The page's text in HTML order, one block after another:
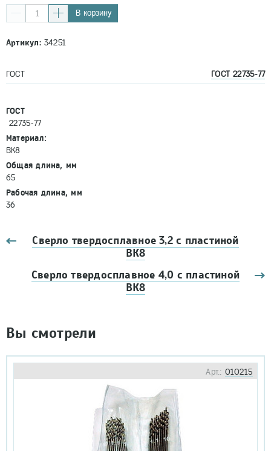
В корзину
Артикул:34251
ГОСТ ГОСТ 22735-77
ГОСТ
22735-77
Материал:
ВК8
Общая длина, мм
65
Рабочая длина, мм
36
Сверло твердосплавное 3,2 с пластиной
ВК8
Сверло твердосплавное 4,0 с пластиной
ВК8
Вы смотрели
Арт.: 010215